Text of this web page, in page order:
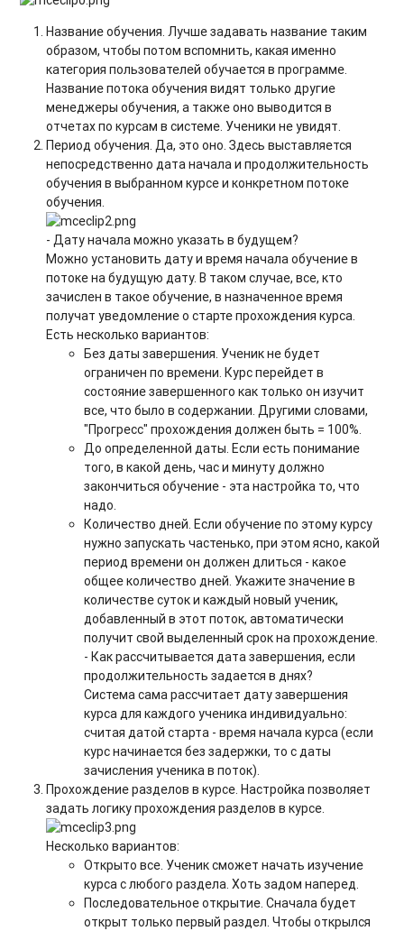
Название обучения. Лучше задавать название таким
образом, чтобы потом вспомнить, какая именно
категория пользователей обучается в программе.
Название потока обучения видят только другие
менеджеры обучения, а также оно выводится в
отчетах по курсам в системе. Ученики не увидят.
Период обучения. Да, это оно. Здесь выставляется
непосредственно дата начала и продолжительность
обучения в выбранном курсе и конкретном потоке
обучения.
- Дату начала можно указать в будущем?
Можно установить дату и время начала обучение в
потоке на будущую дату. В таком случае, все, кто
зачислен в такое обучение, в назначенное время
получат уведомление о старте прохождения курса.
Есть несколько вариантов:
Без даты завершения. Ученик не будет
ограничен по времени. Курс перейдет в
состояние завершенного как только он изучит
все, что было в содержании. Другими словами,
"Прогресс" прохождения должен быть = 100%.
До определенной даты. Если есть понимание
того, в какой день, час и минуту должно
закончиться обучение - эта настройка то, что
надо.
Количество дней. Если обучение по этому курсу
нужно запускать частенько, при этом ясно, какой
период времени он должен длиться - какое
общее количество дней. Укажите значение в
количестве суток и каждый новый ученик,
добавленный в этот поток, автоматически
получит свой выделенный срок на прохождение.
- Как рассчитывается дата завершения, если
продолжительность задается в днях?
Система сама рассчитает дату завершения
курса для каждого ученика индивидуально:
считая датой старта - время начала курса (если
курс начинается без задержки, то с даты
зачисления ученика в поток).
Прохождение разделов в курсе. Настройка позволяет
задать логику прохождения разделов в курсе.
Несколько вариантов:
Открыто все. Ученик сможет начать изучение
курса с любого раздела. Хоть задом наперед.
Последовательное открытие. Сначала будет
открыт только первый раздел. Чтобы открылся